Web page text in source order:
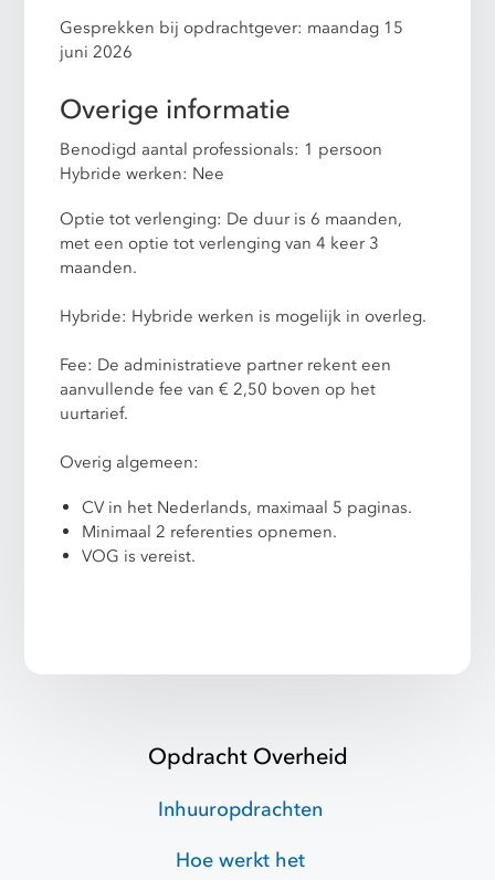
Gesprekken bij opdrachtgever: maandag 15
juni 2026
Overige informatie
Benodigd aantal professionals: 1 persoon
Hybride werken: Nee
Optie tot verlenging: De duur is 6 maanden,
met een optie tot verlenging van 4 keer 3
maanden.
Hybride: Hybride werken is mogelijk in overleg.
Fee: De administratieve partner rekent een
aanvullende fee van € 2,50 boven op het
uurtarief.
Overig algemeen:
CV in het Nederlands, maximaal 5 paginas.
Minimaal 2 referenties opnemen.
VOG is vereist.
Opdracht Overheid
Inhuuropdrachten
Hoe werkt het